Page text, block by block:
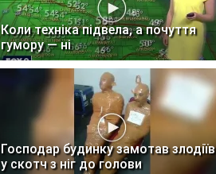
Коли техніка підвела, а почуття
гумору — ні
Господар будинку замотав злодіїв
у скотч з ніг до голови